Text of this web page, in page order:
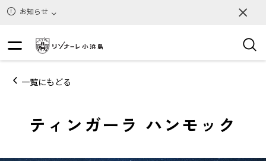
お知らせ
一覧にもどる
ティンガーラ ハンモック